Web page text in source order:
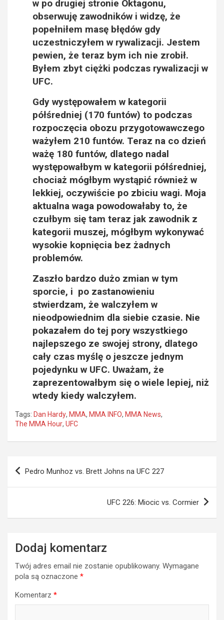
w po drugiej stronie Oktagonu,
obserwuję zawodników i widzę, że
popełniłem masę błędów gdy
uczestniczyłem w rywalizacji. Jestem
pewien, że teraz bym ich nie zrobił.
Byłem zbyt ciężki podczas rywalizacji w
UFC.
Gdy występowałem w kategorii
półśredniej (170 funtów) to podczas
rozpoczęcia obozu przygotowawczego
ważyłem 210 funtów. Teraz na co dzień
ważę 180 funtów, dlatego nadal
występowałbym w kategorii półśredniej,
chociaż mógłbym wystąpić również w
lekkiej, oczywiście po zbiciu wagi. Moja
aktualna waga powodowałaby to, że
czułbym się tam teraz jak zawodnik z
kategorii muszej, mógłbym wykonywać
wysokie kopnięcia bez żadnych
problemów.
Zaszło bardzo dużo zmian w tym
sporcie, i po zastanowieniu
stwierdzam, że walczyłem w
nieodpowiednim dla siebie czasie. Nie
pokazałem do tej pory wszystkiego
najlepszego ze swojej strony, dlatego
cały czas myślę o jeszcze jednym
pojedynku w UFC. Uważam, że
zaprezentowałbym się o wiele lepiej, niż
wtedy kiedy walczyłem.
Tags: Dan Hardy, MMA, MMA INFO, MMA News,
The MMA Hour, UFC
Nawigacja
Pedro Munhoz vs. Brett Johns na UFC 227
UFC 226: Miocic vs. Cormier
Dodaj komentarz
Twój adres email nie zostanie opublikowany. Wymagane
pola są oznaczone *
Komentarz *